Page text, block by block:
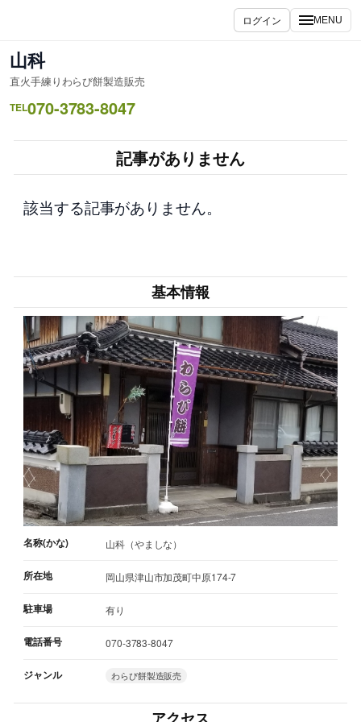
ス
キ
ッ
ログイン MENU
山科
直火手練りわらび餅製造販売
TEL070-3783-8047
記事がありません
該当する記事がありません。
基本情報
名称(かな) 山科（やましな）
所在地 岡山県津山市加茂町中原174-7
駐車場 有り
電話番号 070-3783-8047
ジャンル わらび餅製造販売